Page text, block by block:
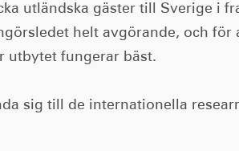
utländska gäster till Sverige i
helt avgörande, och för
utbytet fungerar bäst.
sig till de internationella